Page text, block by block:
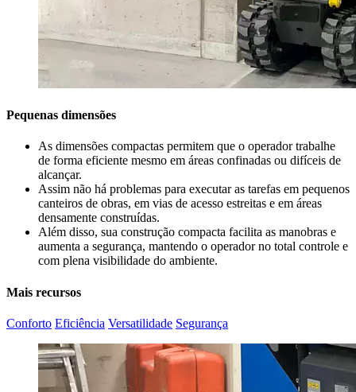
Pequenas dimensões
As dimensões compactas permitem que o operador trabalhe
de forma eficiente mesmo em áreas confinadas ou difíceis de
alcançar.
Assim não há problemas para executar as tarefas em pequenos
canteiros de obras, em vias de acesso estreitas e em áreas
densamente construídas.
Além disso, sua construção compacta facilita as manobras e
aumenta a segurança, mantendo o operador no total controle e
com plena visibilidade do ambiente.
Mais recursos
Conforto Eficiência Versatilidade Segurança